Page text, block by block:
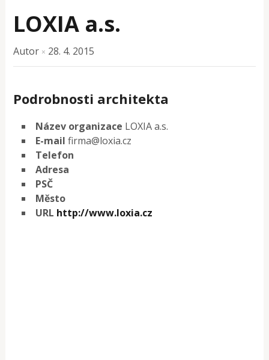
LOXIA a.s.
Autor × 28. 4. 2015
Podrobnosti architekta
Název organizace LOXIA a.s.
E-mail firma@loxia.cz
Telefon
Adresa
PSČ
Město
URL http://www.loxia.cz